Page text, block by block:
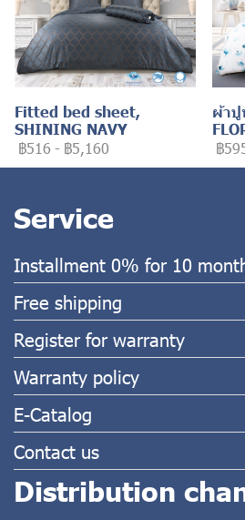
Fitted bed sheet,
SHINING NAVY
฿516 - ฿5,160
ผ้าปู
฿
Service
Installment 0% for 10
Free shipping
Register for warranty
Warranty policy
E-Catalog
Contact us
Distribution